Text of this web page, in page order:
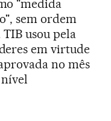
"medida
sem ordem
usou pela
em virtude
no mês